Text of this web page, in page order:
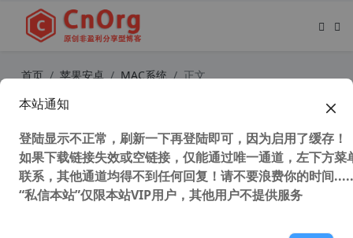
首页 苹果安卓 MAC系统 正文
利用 Unlocker v4.2.6 在 VMware W
orkstation 17 里解锁macOS操作系
统 附安装教程
50,706 次浏览次阅读
本站通知
登陆显示不正常，刷新一下再登陆即可，因为启用了缓存！
如果下载链接失效或空链接，仅能通过唯一通道，左下方菜
联系，其他通道均得不到任何回复！请不要浪费你的时间
“私信本站”仅限本站VIP用户，其他用户不提供服务